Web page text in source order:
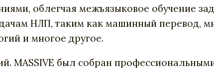
облегчая межъязыковое обучение
НЛП, таким как машинный перевод,
и многое другое.
MASSIVE был собран